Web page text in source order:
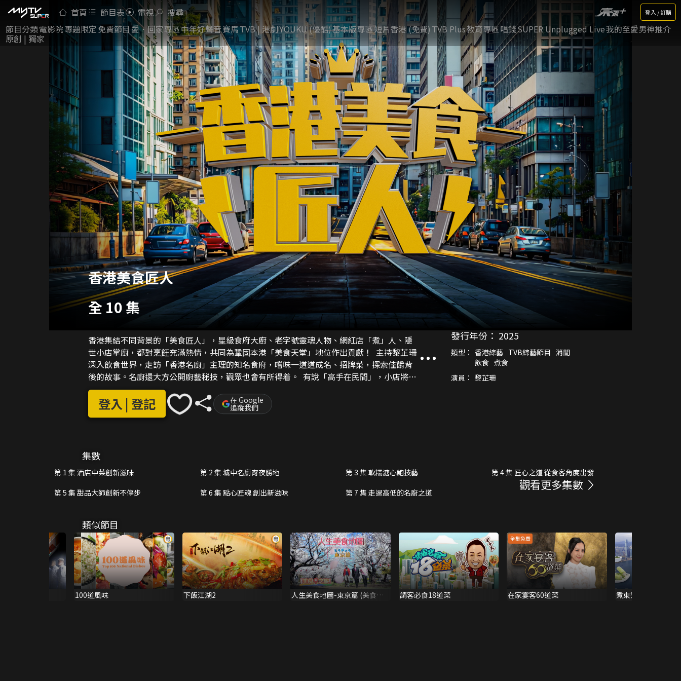
首頁 節目表 電視 搜尋 登入 / 訂購
節目分類電影院專題限定免費節目愛．回家專區中年好聲音賽馬TVB | 港劇YOUKU (優酷)基本版專區短片香港 (免費) TVB Plus教育專區唱錢SUPER Unplugged Live我的至愛男神推介
原創 | 獨家
香港美食匠人
全 10 集
香港集結不同背景的「美食匠人」，星級食府大廚、老字號靈魂人物、網紅店「煮」人、隱
世小店掌廚，都對烹飪充滿熱情，共同為鞏固本港「美食天堂」地位作出貢獻！ 主持黎芷珊
深入飲食世界，走訪「香港名廚」主理的知名食府，嚐味一道道成名、招牌菜，探索佳餚背
後的故事。名廚還大方公開廚藝秘技，觀眾也會有所得着。 有說「高手在民間」，小店將獨
門美食做到極緻，展現對飲食的專注與堅持，芷珊一探各區「民間高手」鮮為人知的秘密。
登入 | 登記 在 Google
追蹤我們
發行年份： 2025
類型： 香港綜藝 TVB綜藝節目 消閒
飲食 煮食
演員： 黎芷珊
集數
第 1 集 酒店中菜創新滋味 第 2 集 城中名廚宵夜勝地 第 3 集 軟糯溏心鮑技藝
第 4 集 匠心之道 從食客角度出發
第 5 集 甜品大師創新不停步
第 6 集 點心匠魂 創出新滋味 第 7 集 走過高低的名廚之道
觀看更多集數
類似節目
100道風味 下飯江湖2
人生美食地圖-東京篇 (美食之
請客必食18道菜
全集免費
在家宴客60道菜 煮東煮西 中秋篇